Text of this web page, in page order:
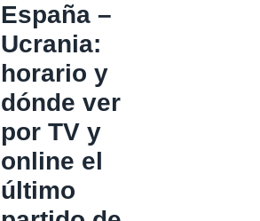
España –
Ucrania:
horario y
dónde ver
por TV y
online el
último